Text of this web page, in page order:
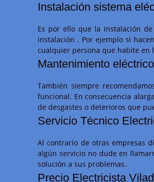
Instalación sistema
Es por ello que la instalación
instalación . Por ejemplo si
cualquier persona que habite en
Mantenimiento
También siempre
funcional. En consecuencia
de desgastes o deterioros que
Servicio Técnico
Al contrario de otras empresas
algún servicio no dude en
solución a sus problemas.
Precio Electricista